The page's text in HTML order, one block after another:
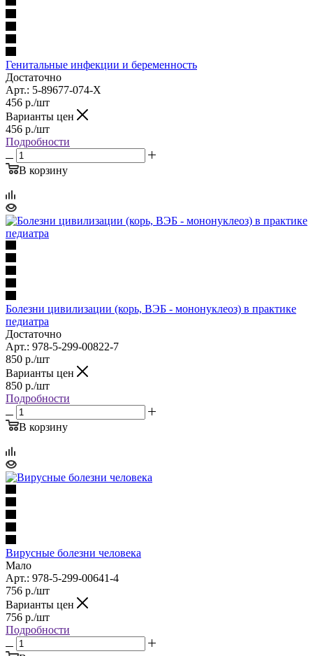
Генитальные инфекции и беременность
Достаточно
Арт.: 5-89677-074-Х
456 р./шт
Варианты цен
456 р./шт
Подробности
В корзину
Болезни цивилизации (корь, ВЭБ - мононуклеоз) в практике
педиатра
Достаточно
Арт.: 978-5-299-00822-7
850 р./шт
Варианты цен
850 р./шт
Подробности
В корзину
Вирусные болезни человека
Мало
Арт.: 978-5-299-00641-4
756 р./шт
Варианты цен
756 р./шт
Подробности